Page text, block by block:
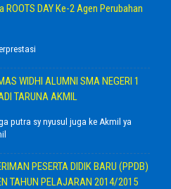
ROOTS DAY Ke-2 Agen Perubahan
WIDHI ALUMNI SMA NEGERI 1
TARUNA AKMIL
putra sy nyusul juga ke Akmil ya
PESERTA DIDIK BARU (PPDB)
TAHUN PELAJARAN 2014/2015